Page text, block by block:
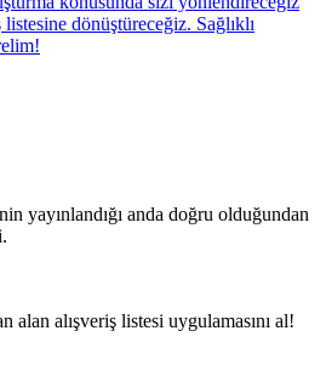
dönüştüreceğiz. Sağlıklı
yayınlandığı anda doğru olduğundan
alan alışveriş listesi uygulamasını al!